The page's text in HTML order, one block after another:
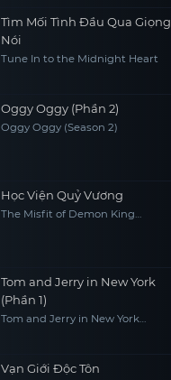
Tìm Mối Tình Đầu Qua Giọng
Nói
Tune In to the Midnight Heart
Oggy Oggy (Phần 2)
Oggy Oggy (Season 2)
Học Viện Quỷ Vương
The Misfit of Demon King
Tom and Jerry in New York
(Phần 1)
Tom and Jerry in New York
Vạn Giới Độc Tôn